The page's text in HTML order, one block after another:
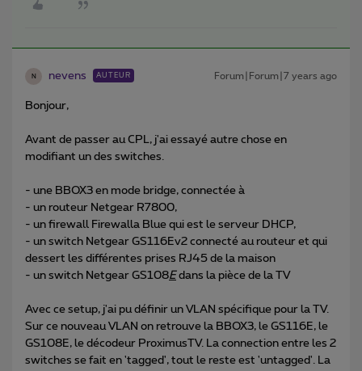
N nevens AUTEUR Forum|Forum|7 years ago
Bonjour,
Avant de passer au CPL, j'ai essayé autre chose en
modifiant un des switches.
- une BBOX3 en mode bridge, connectée à
- un routeur Netgear R7800,
- un firewall Firewalla Blue qui est le serveur DHCP,
- un switch Netgear GS116Ev2 connecté au routeur et qui
dessert les différentes prises RJ45 de la maison
- un switch Netgear GS108E dans la pièce de la TV
Avec ce setup, j'ai pu définir un VLAN spécifique pour la TV.
Sur ce nouveau VLAN on retrouve la BBOX3, le GS116E, le
GS108E, le décodeur ProximusTV. La connection entre les 2
switches se fait en 'tagged', tout le reste est 'untagged'. La